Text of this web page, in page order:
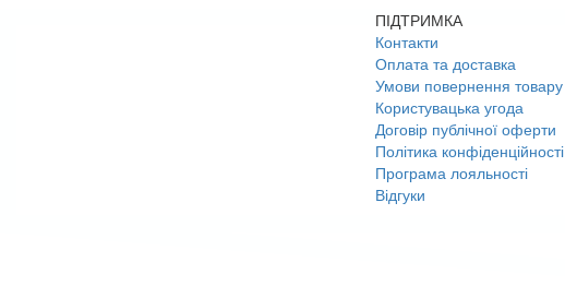
ПІДТРИМКА
Контакти
Оплата та доставка
Умови повернення товару
Користувацька угода
Договір публічної оферти
Політика конфіденційності
Програма лояльності
Відгуки